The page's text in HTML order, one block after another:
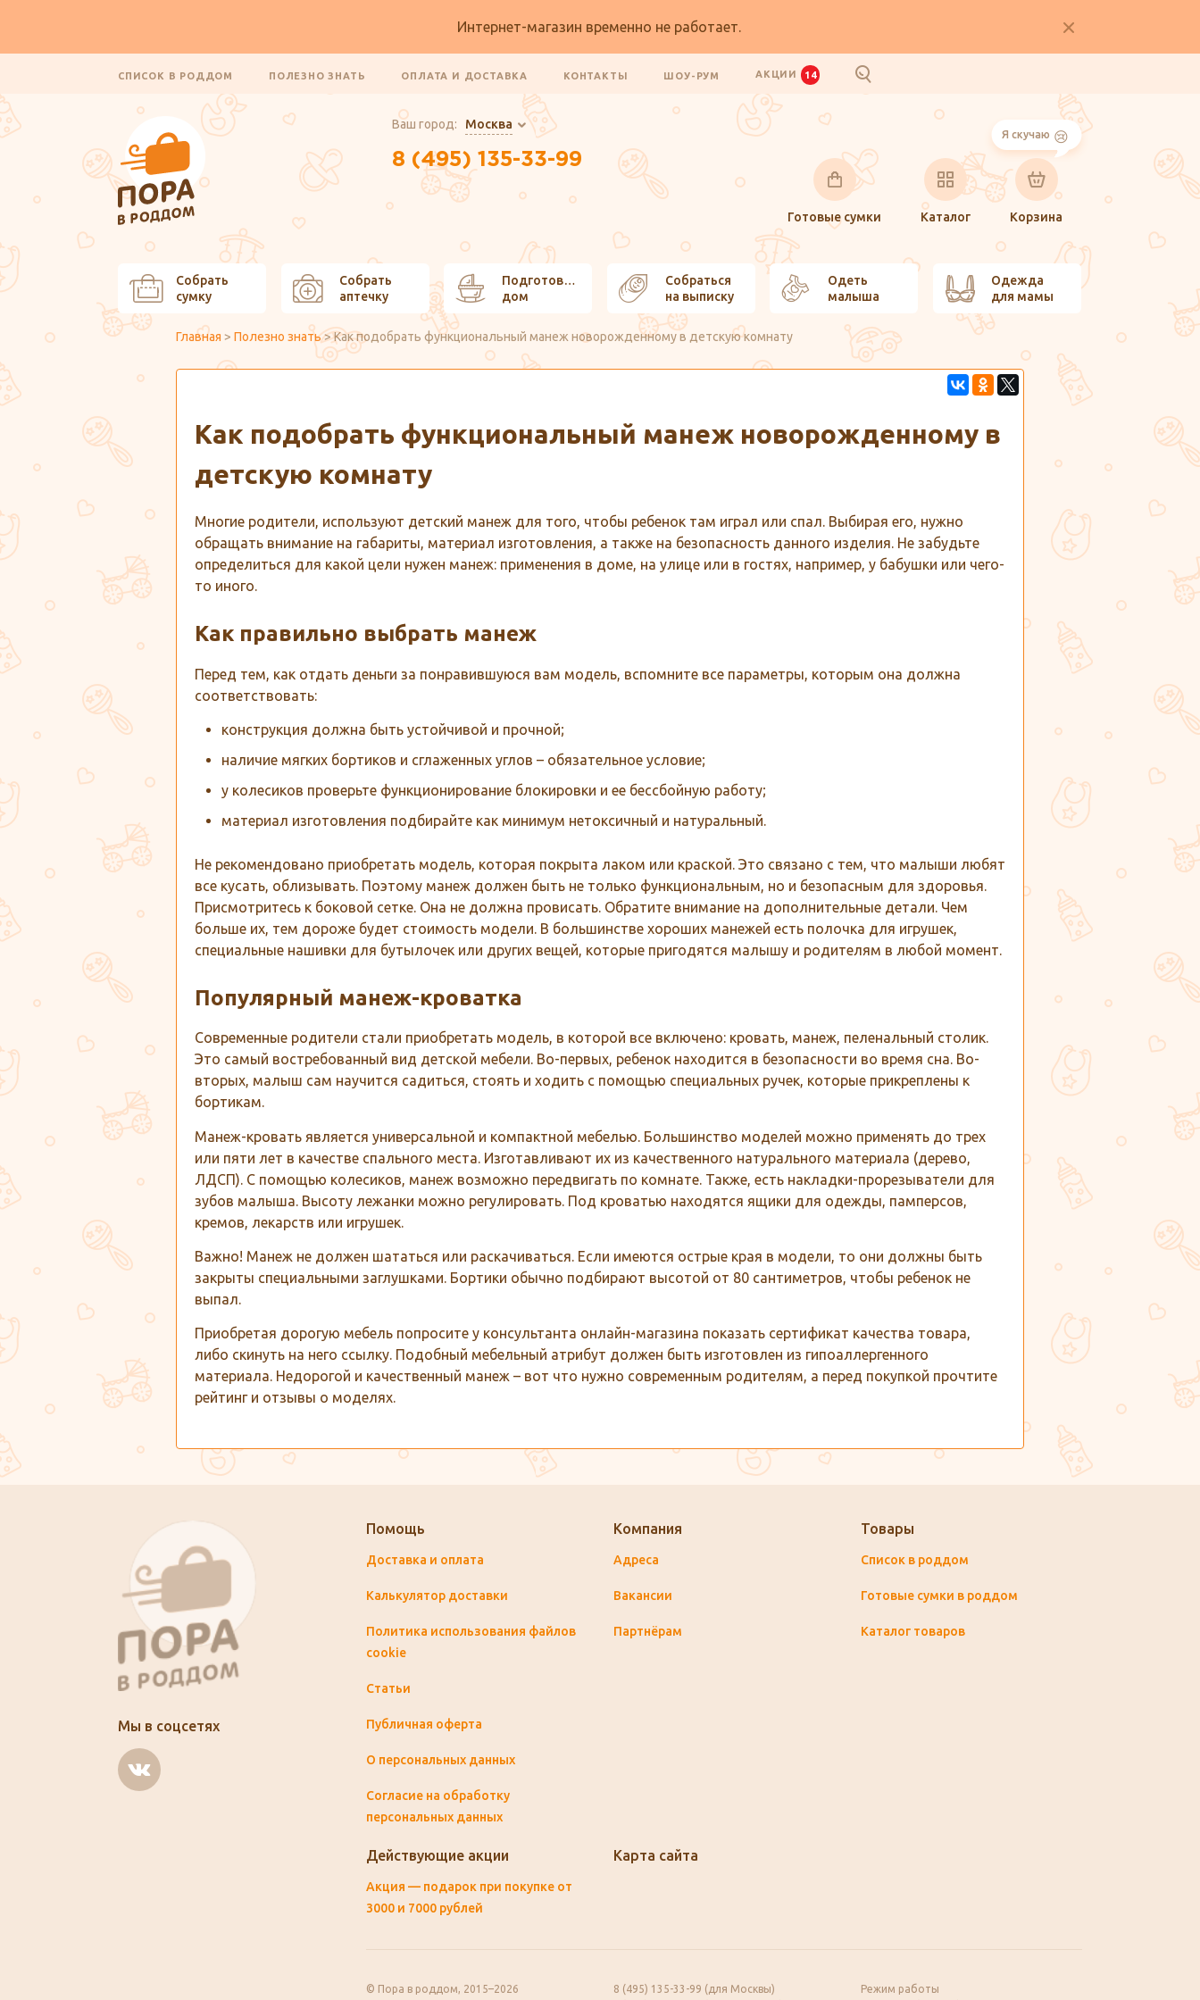
Интернет-магазин временно не работает.
СПИСОК В РОДДОМ ПОЛЕЗНО ЗНАТЬ ОПЛАТА И ДОСТАВКА КОНТАКТЫ ШОУ-РУМ АКЦИИ 14
Ваш город: Москва
8 (495) 135-33-99
Готовые сумки Каталог
Я скучаю
Корзина
Собрать
сумку
Собрать
аптечку
Подготовить
дом
Собраться
на выписку
Одеть
малыша
Одежда
для мамы
Главная > Полезно знать>Как подобрать функциональный манеж новорожденному в детскую комнату
Как подобрать функциональный манеж новорожденному в
детскую комнату
Многие родители, используют детский манеж для того, чтобы ребенок там играл или спал. Выбирая его, нужно
обращать внимание на габариты, материал изготовления, а также на безопасность данного изделия. Не забудьте
определиться для какой цели нужен манеж: применения в доме, на улице или в гостях, например, у бабушки или чего-
то иного.
Как правильно выбрать манеж
Перед тем, как отдать деньги за понравившуюся вам модель, вспомните все параметры, которым она должна
соответствовать:
конструкция должна быть устойчивой и прочной;
наличие мягких бортиков и сглаженных углов – обязательное условие;
у колесиков проверьте функционирование блокировки и ее бессбойную работу;
материал изготовления подбирайте как минимум нетоксичный и натуральный.
Не рекомендовано приобретать модель, которая покрыта лаком или краской. Это связано с тем, что малыши любят
все кусать, облизывать. Поэтому манеж должен быть не только функциональным, но и безопасным для здоровья.
Присмотритесь к боковой сетке. Она не должна провисать. Обратите внимание на дополнительные детали. Чем
больше их, тем дороже будет стоимость модели. В большинстве хороших манежей есть полочка для игрушек,
специальные нашивки для бутылочек или других вещей, которые пригодятся малышу и родителям в любой момент.
Популярный манеж-кроватка
Современные родители стали приобретать модель, в которой все включено: кровать, манеж, пеленальный столик.
Это самый востребованный вид детской мебели. Во-первых, ребенок находится в безопасности во время сна. Во-
вторых, малыш сам научится садиться, стоять и ходить с помощью специальных ручек, которые прикреплены к
бортикам.
Манеж-кровать является универсальной и компактной мебелью. Большинство моделей можно применять до трех
или пяти лет в качестве спального места. Изготавливают их из качественного натурального материала (дерево,
ЛДСП). С помощью колесиков, манеж возможно передвигать по комнате. Также, есть накладки-прорезыватели для
зубов малыша. Высоту лежанки можно регулировать. Под кроватью находятся ящики для одежды, памперсов,
кремов, лекарств или игрушек.
Важно! Манеж не должен шататься или раскачиваться. Если имеются острые края в модели, то они должны быть
закрыты специальными заглушками. Бортики обычно подбирают высотой от 80 сантиметров, чтобы ребенок не
выпал.
Приобретая дорогую мебель попросите у консультанта онлайн-магазина показать сертификат качества товара,
либо скинуть на него ссылку. Подобный мебельный атрибут должен быть изготовлен из гипоаллергенного
материала. Недорогой и качественный манеж – вот что нужно современным родителям, а перед покупкой прочтите
рейтинг и отзывы о моделях.
Мы в соцсетях
Помощь
Доставка и оплата
Калькулятор доставки
Политика использования файлов
cookie
Статьи
Публичная оферта
О персональных данных
Согласие на обработку
персональных данных
Компания
Адреса
Вакансии
Партнёрам
Товары
Список в роддом
Готовые сумки в роддом
Каталог товаров
Действующие акции
Акция — подарок при покупке от
3000 и 7000 рублей
Карта сайта
© Пора в роддом, 2015–2026
8 (495) 135-33-99 (для Москвы)
Режим работы